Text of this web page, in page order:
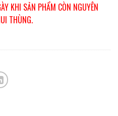
KHI SẢN PHẨM CÒN NGUYÊN
THÙNG.